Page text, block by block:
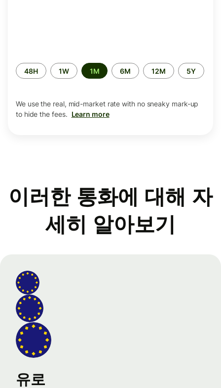
Time
period
48H 1W 1M 6M 12M 5Y
We use the real, mid-market rate with no sneaky mark-up
to hide the fees. Learn more
이러한 통화에 대해 자
세히 알아보기
유로